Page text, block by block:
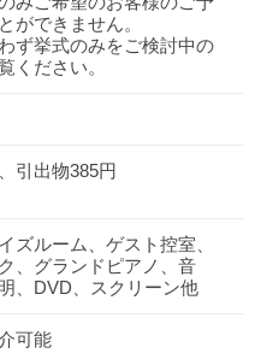
ができません。
ず挙式のみをご検討中の
ください。
引出物385円
ズルーム、ゲスト控室、
、グランドピアノ、音
、DVD、スクリーン他
可能